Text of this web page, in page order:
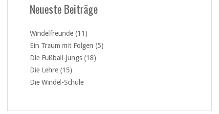
Neueste Beiträge
Windelfreunde (11)
Ein Traum mit Folgen (5)
Die Fußball-Jungs (18)
Die Lehre (15)
Die Windel-Schule